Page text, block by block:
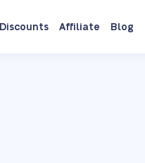
Discounts Affiliate Blog